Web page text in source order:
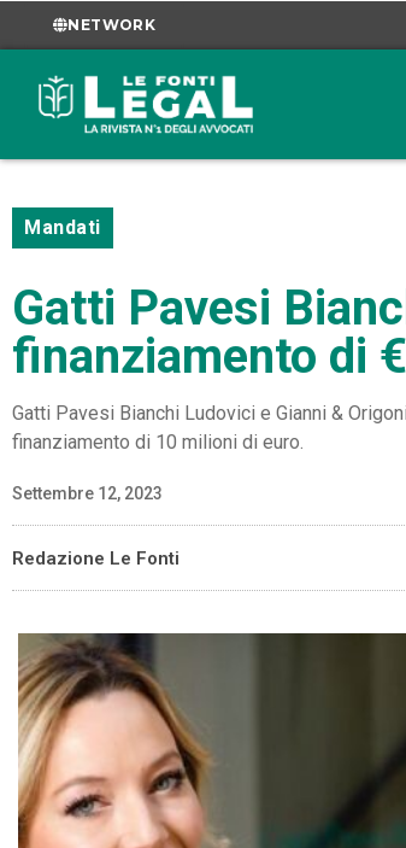
NETWORK
Mandati
Gatti Pavesi
finanziamento di
Gatti Pavesi Bianchi Ludovici e Gianni &
finanziamento di 10 milioni di euro.
Settembre 12, 2023
Redazione Le Fonti